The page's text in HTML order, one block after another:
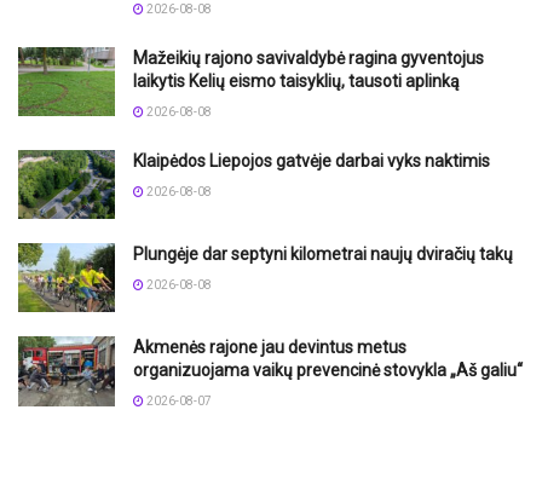
2026-08-08
Mažeikių rajono savivaldybė ragina gyventojus
laikytis Kelių eismo taisyklių, tausoti aplinką
2026-08-08
Klaipėdos Liepojos gatvėje darbai vyks naktimis
2026-08-08
Plungėje dar septyni kilometrai naujų dviračių takų
2026-08-08
Akmenės rajone jau devintus metus
organizuojama vaikų prevencinė stovykla „Aš galiu“
2026-08-07